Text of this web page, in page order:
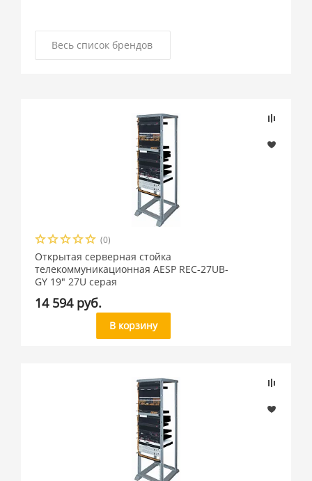
Весь список брендов
(0)
Открытая серверная стойка
телекоммуникационная AESP REC-27UB-
GY 19" 27U cерая
14 594 руб.
В корзину